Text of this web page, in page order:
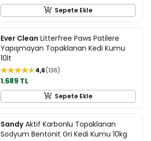
Sepete Ekle
Ever Clean Litterfree Paws Patilere
Yapışmayan Topaklanan Kedi Kumu
10lt
4,6 136
1.689 TL
Sepete Ekle
SandyAktif Karbonlu Topaklanan
Sodyum Bentonit Gri Kedi Kumu 10kg